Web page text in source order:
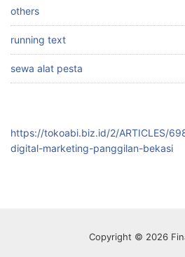
others
running text
sewa alat pesta
https://tokoabi.biz.id/2/ARTICLES/
digital-marketing-panggilan-bekasi
Copyright © 2026